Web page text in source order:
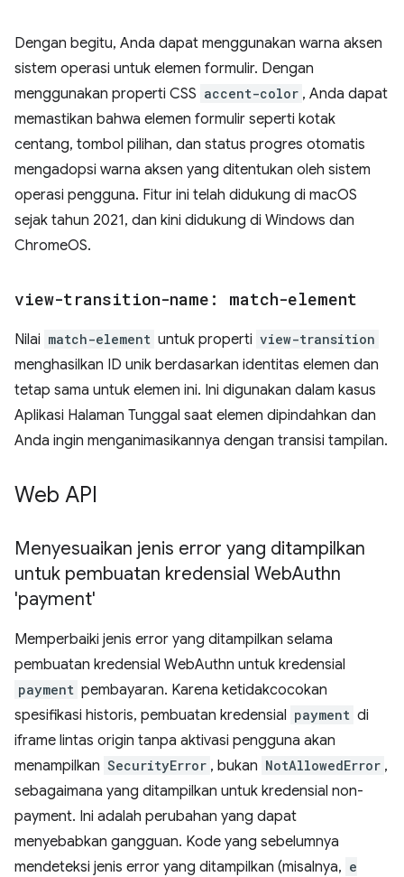
Dengan begitu, Anda dapat menggunakan warna aksen
sistem operasi untuk elemen formulir. Dengan
menggunakan properti CSS accent-color , Anda dapat
memastikan bahwa elemen formulir seperti kotak
centang, tombol pilihan, dan status progres otomatis
mengadopsi warna aksen yang ditentukan oleh sistem
operasi pengguna. Fitur ini telah didukung di macOS
sejak tahun 2021, dan kini didukung di Windows dan
ChromeOS.
view-transition-name: match-element
Nilai match-element untuk properti view-transition
menghasilkan ID unik berdasarkan identitas elemen dan
tetap sama untuk elemen ini. Ini digunakan dalam kasus
Aplikasi Halaman Tunggal saat elemen dipindahkan dan
Anda ingin menganimasikannya dengan transisi tampilan.
Web API
Menyesuaikan jenis error yang ditampilkan
untuk pembuatan kredensial WebAuthn
'payment'
Memperbaiki jenis error yang ditampilkan selama
pembuatan kredensial WebAuthn untuk kredensial
payment pembayaran. Karena ketidakcocokan
spesifikasi historis, pembuatan kredensial payment di
iframe lintas origin tanpa aktivasi pengguna akan
menampilkan SecurityError , bukan NotAllowedError ,
sebagaimana yang ditampilkan untuk kredensial non-
payment. Ini adalah perubahan yang dapat
menyebabkan gangguan. Kode yang sebelumnya
mendeteksi jenis error yang ditampilkan (misalnya, e